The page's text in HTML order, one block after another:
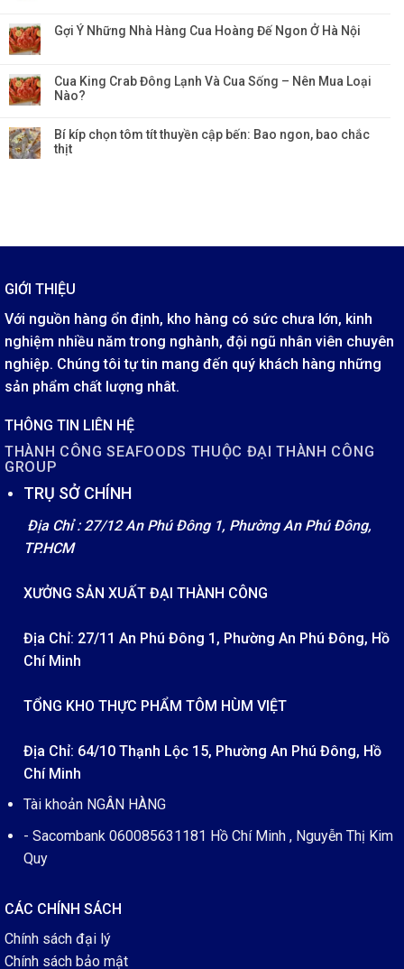
Gợi Ý Những Nhà Hàng Cua Hoàng Đế Ngon Ở Hà Nội
Cua King Crab Đông Lạnh Và Cua Sống – Nên Mua Loại
Nào?
Bí kíp chọn tôm tít thuyền cập bến: Bao ngon, bao chắc
thịt
GIỚI THIỆU
Với nguồn hàng ổn định, kho hàng có sức chưa lớn, kinh
nghiệm nhiều năm trong nghành, đội ngũ nhân viên chuyên
nghiệp. Chúng tôi tự tin mang đến quý khách hàng những
sản phẩm chất lượng nhât.
THÔNG TIN LIÊN HỆ
THÀNH CÔNG SEAFOODS THUỘC ĐẠI THÀNH CÔNG
GROUP
TRỤ SỞ CHÍNH
Địa Chỉ : 27/12 An Phú Đông 1, Phường An Phú Đông,
TP.HCM
XƯỞNG SẢN XUẤT ĐẠI THÀNH CÔNG
Địa Chỉ: 27/11 An Phú Đông 1, Phường An Phú Đông, Hồ
Chí Minh
TỔNG KHO THỰC PHẨM TÔM HÙM VIỆT
Địa Chỉ: 64/10 Thạnh Lộc 15, Phường An Phú Đông, Hồ
Chí Minh
Tài khoản NGÂN HÀNG
- Sacombank 060085631181 Hồ Chí Minh , Nguyễn Thị Kim
Quy
CÁC CHÍNH SÁCH
Chính sách đại lý
Chính sách bảo mật